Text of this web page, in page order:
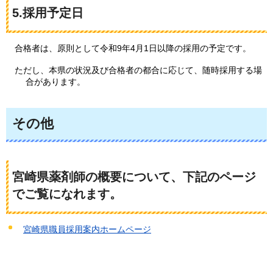
5.採用予定日
合格者は、原則として令和9年4月1日以降の採用の予定です。
ただし、本県の状況及び合格者の都合に応じて、随時採用する場
合があります。
その他
宮崎県薬剤師の概要について、下記のページ
でご覧になれます。
宮崎県職員採用案内ホームページ